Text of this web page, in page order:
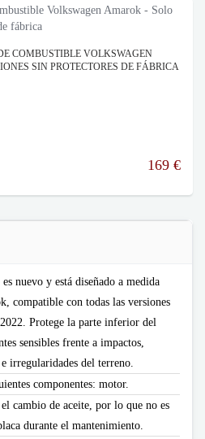
COMBUSTIBLE VOLKSWAGEN
SIN PROTECTORES DE FÁBRICA
169 €
nuevo y está diseñado a medida
compatible con todas las versiones
Protege la parte inferior del
sensibles frente a impactos,
irregularidades del terreno.
componentes: motor.
cambio de aceite, por lo que no es
durante el mantenimiento.